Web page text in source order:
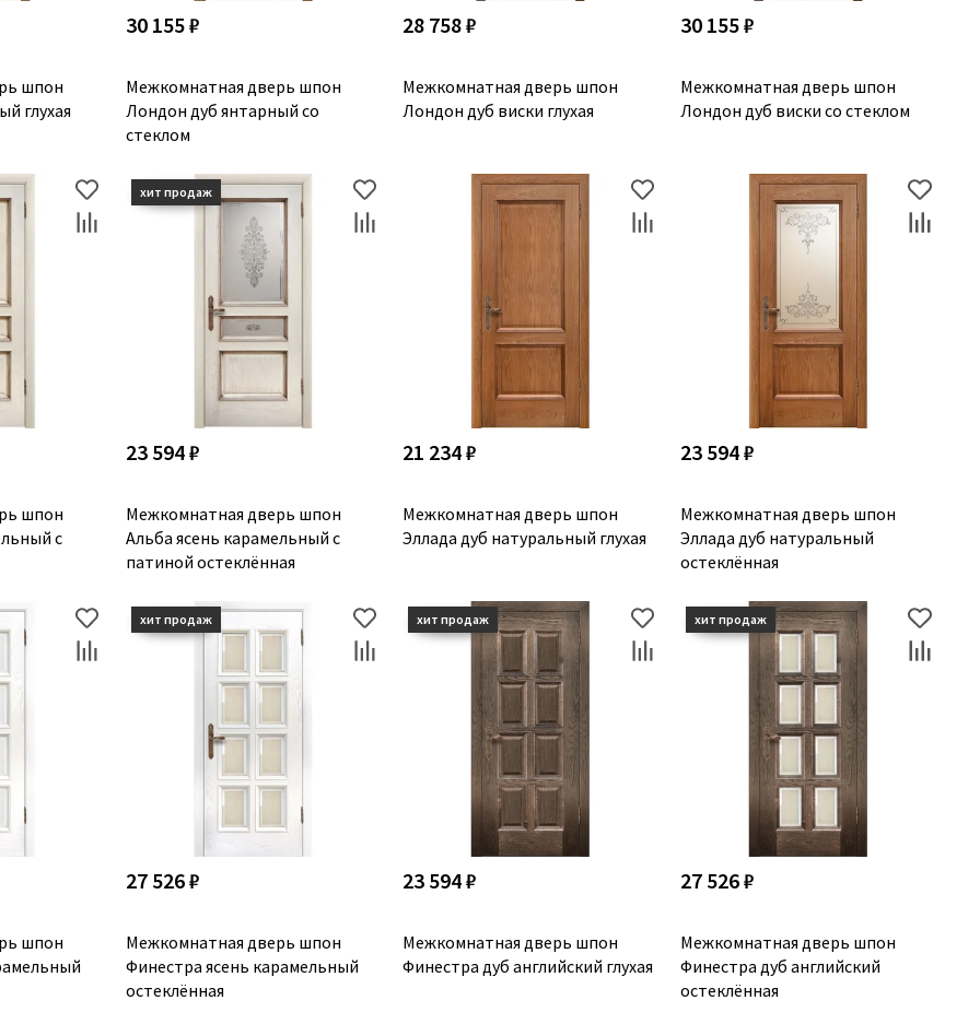
шпон
глухая
30 155 ₽
Межкомнатная дверь шпон
Лондон дуб янтарный со
стеклом
28 758 ₽
Межкомнатная дверь шпон
Лондон дуб виски глухая
30 155 ₽
Межкомнатная дверь шпон
Лондон дуб виски со стеклом
шпон
с
23 594 ₽
Межкомнатная дверь шпон
Альба ясень карамельный с
патиной остеклённая
21 234 ₽
Межкомнатная дверь шпон
Эллада дуб натуральный глухая
23 594 ₽
Межкомнатная дверь шпон
Эллада дуб натуральный
остеклённая
шпон
27 526 ₽
Межкомнатная дверь шпон
Финестра ясень карамельный
остеклённая
23 594 ₽
Межкомнатная дверь шпон
Финестра дуб английский глухая
27 526 ₽
Межкомнатная дверь шпон
Финестра дуб английский
остеклённая